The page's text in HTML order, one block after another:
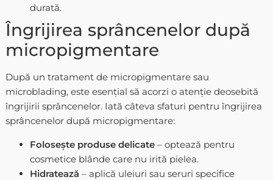
durată.
Îngrijirea sprâncenelor după
micropigmentare
După un tratament de micropigmentare sau
microblading, este esențial să acorzi o atenție deosebită
îngrijirii sprâncenelor. Iată câteva sfaturi pentru îngrijirea
sprâncenelor după micropigmentare:
Folosește produse delicate– optează pentru
cosmetice blânde care nu irită pielea.
Hidratează – aplică uleiuri sau seruri specifice